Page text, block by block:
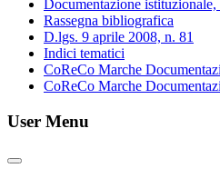
Documentazione istituzionale,
Rassegna bibliografica
D.lgs. 9 aprile 2008, n. 81
Indici tematici
CoReCo Marche
CoReCo Marche
User Menu